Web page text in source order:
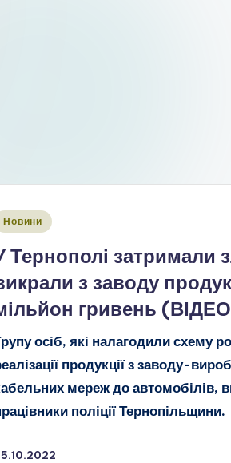
Новини
Тернополі затримали
з заводу
гривень
осіб, які налагодили схему
продукції з заводу-
мереж до автомобілів,
поліції Тернопільщини.